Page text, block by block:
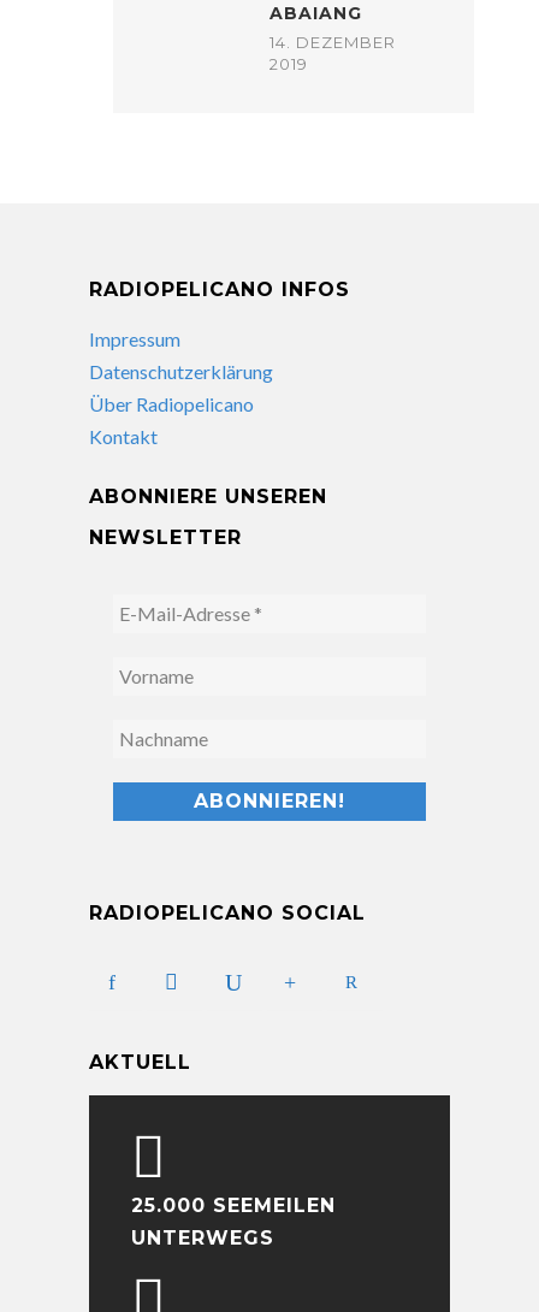
ABAIANG
14. DEZEMBER
2019
RADIOPELICANO INFOS
Impressum
Datenschutzerklärung
Über Radiopelicano
Kontakt
ABONNIERE UNSEREN
NEWSLETTER
RADIOPELICANO SOCIAL
AKTUELL
25.000 SEEMEILEN
UNTERWEGS